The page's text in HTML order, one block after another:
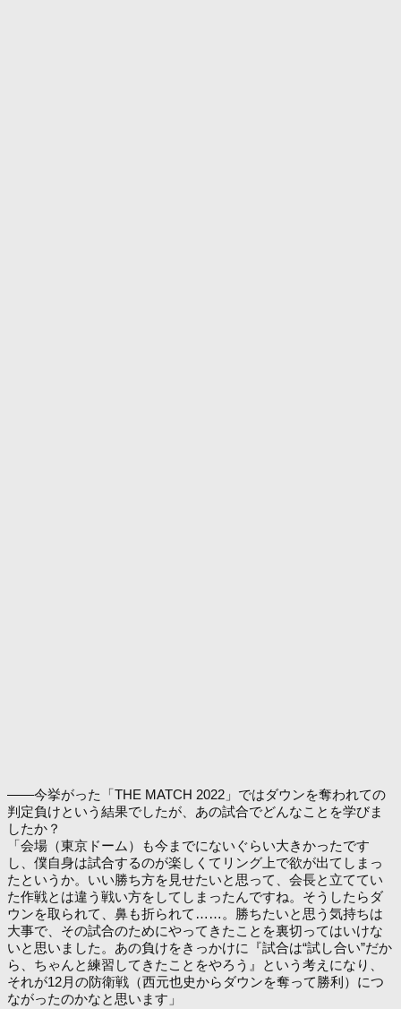
――今挙がった「THE MATCH 2022」ではダウンを奪われての
判定負けという結果でしたが、あの試合でどんなことを学びま
したか？
「会場（東京ドーム）も今までにないぐらい大きかったです
し、僕自身は試合するのが楽しくてリング上で欲が出てしまっ
たというか。いい勝ち方を見せたいと思って、会長と立ててい
た作戦とは違う戦い方をしてしまったんですね。そうしたらダ
ウンを取られて、鼻も折られて……。勝ちたいと思う気持ちは
大事で、その試合のためにやってきたことを裏切ってはいけな
いと思いました。あの負けをきっかけに『試合は“試し合い”だか
ら、ちゃんと練習してきたことをやろう』という考えになり、
それが12月の防衛戦（西元也史からダウンを奪って勝利）につ
ながったのかなと思います」